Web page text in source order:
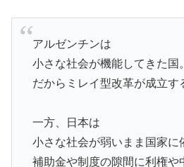
アルゼンチンは
小さな社会が機能してきた国。
だからミレイ型改革が成立す
一方、日本は
小さな社会が弱いまま国家に
補助金や制度の隙間に利権や